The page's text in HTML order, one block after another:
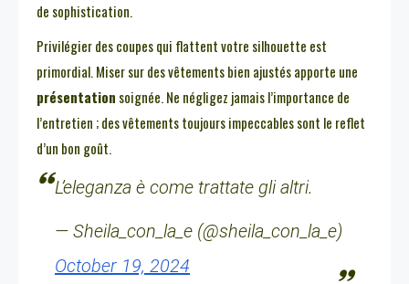
de sophistication.
Privilégier des coupes qui flattent votre silhouette est
primordial. Miser sur des vêtements bien ajustés apporte une
présentation soignée. Ne négligez jamais l’importance de
l’entretien ; des vêtements toujours impeccables sont le reflet
d’un bon goût.
L’eleganza è come trattate gli altri.
— Sheila_con_la_e (@sheila_con_la_e)
October 19, 2024